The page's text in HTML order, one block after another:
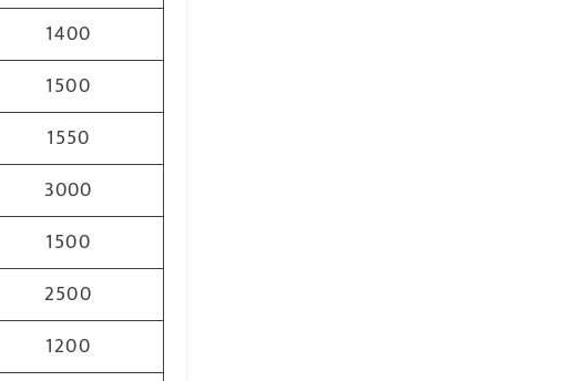
1400
1500
1550
3000
1500
2500
1200